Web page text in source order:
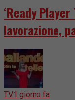
‘Ready
lavorazione,
TV1 giorno fa